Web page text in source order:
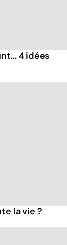
4 idées
la vie ?